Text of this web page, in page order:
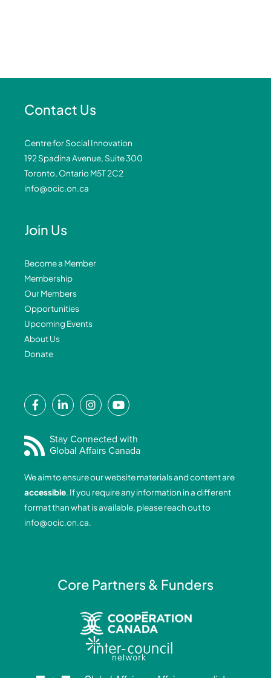
Contact Us
Centre for Social Innovation
192 Spadina Avenue, Suite 300
Toronto, Ontario M5T 2C2
info@ocic.on.ca
Join Us
Become a Member
Membership
Our Members
Opportunities
Upcoming Events
About Us
Donate
F
a
e
b
o
o
k
-
f
L
i
k
e
i
n
-
i
I
n
t
a
r
a
m
Y
o
t
u
b
e
Stay Connected with
Global Affairs Canada
We aim to ensure our website materials and content are
accessible. If you require any information in a different
format than what is available, please reach out to
info@ocic.on.ca.
Core Partners & Funders